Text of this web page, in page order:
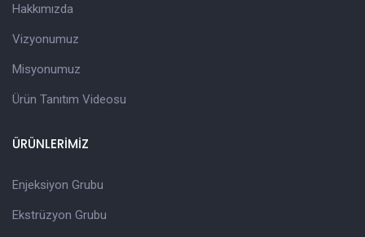
Hakkımızda
Vizyonumuz
Misyonumuz
Ürün Tanıtım Videosu
ÜRÜNLERİMİZ
Enjeksiyon Grubu
Ekstrüzyon Grubu